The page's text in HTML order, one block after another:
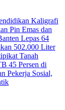
Kaligrafi
Pin Emas dan
Lepas 64
502.000 Liter
Tanah
45 Persen di
Pekerja Sosial,